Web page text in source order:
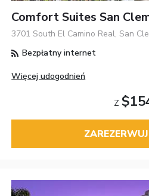
Comfort Suites San
3701 South El Camino Real, San
Bezpłatny internet
Więcej udogodnień
Z